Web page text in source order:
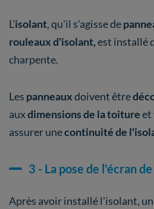
L'isolant, qu'il s'agisse de
rouleaux d'isolant,est installé
charpente.
Les panneauxdoivent être
auxdimensions de la toitureet
assurer unecontinuité de
3 - La pose de l'écran
Après avoir installé l'isolant, un